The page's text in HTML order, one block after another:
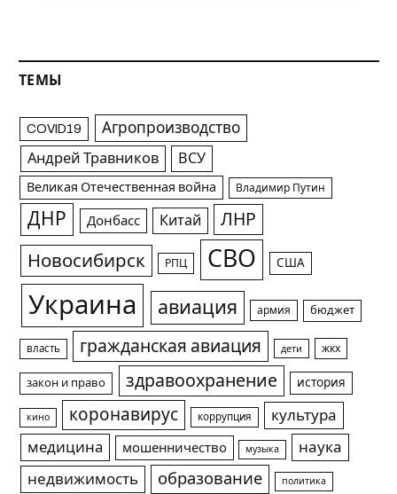
ТЕМЫ
COVID19 Агропроизводство
Андрей Травников ВСУ
Великая Отечественная война Владимир Путин
ДНР Донбасс Китай ЛНР
Новосибирск РПЦ СВО США
Украина авиация армия бюджет
власть гражданская авиация дети жкх
закон и право здравоохранение история
кино коронавирус коррупция
культура
медицина
мошенничество музыка
наука
недвижимость
образование политика